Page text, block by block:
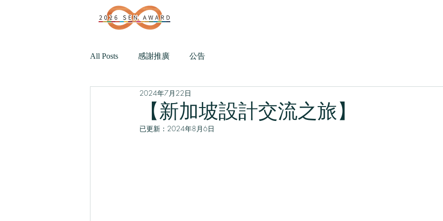
All Posts 感謝推廣 公告
【新加坡設計交流之旅】
2024年7月22日
已更新： 2024年8月6日